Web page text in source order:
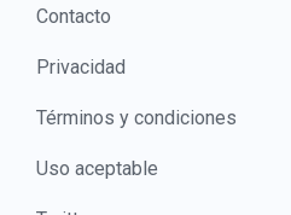
Contacto
Privacidad
Términos y condiciones
Uso aceptable